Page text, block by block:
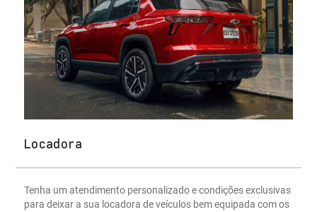
Locadora
Tenha um atendimento personalizado e condições exclusivas
para deixar a sua locadora de veículos bem equipada com os